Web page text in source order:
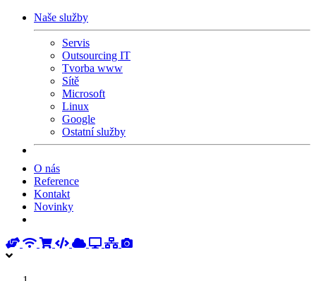
Naše služby
Servis
Outsourcing IT
Tvorba www
Sítě
Microsoft
Linux
Google
Ostatní služby
O nás
Reference
Kontakt
Novinky